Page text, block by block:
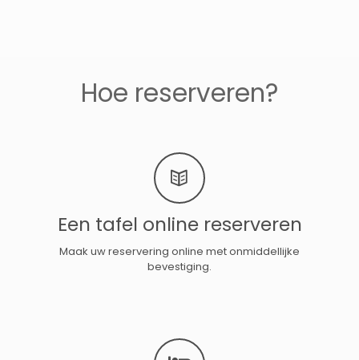
Hoe reserveren?
Een tafel online reserveren
Maak uw reservering online met onmiddellijke
bevestiging.